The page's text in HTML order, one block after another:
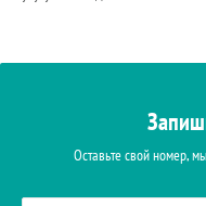
Оставьте свой номер,